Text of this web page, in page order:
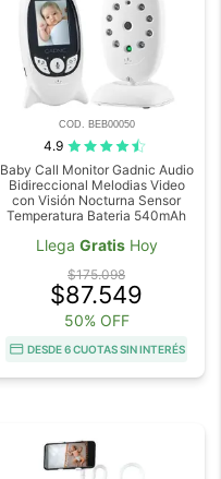
COD. BEB00050
4.9
Baby Call Monitor Gadnic Audio
Bidireccional Melodias Video
con Visión Nocturna Sensor
Temperatura Bateria 540mAh
Llega GratisHoy
$175.098
$87.549
50% OFF
DESDE 6 CUOTAS SIN INTERÉS